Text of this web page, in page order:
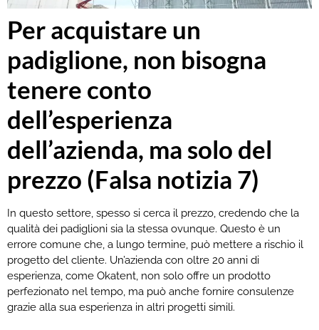
Per acquistare un
padiglione, non bisogna
tenere conto
dell’esperienza
dell’azienda, ma solo del
prezzo (Falsa notizia 7)
In questo settore, spesso si cerca il prezzo, credendo che la
qualità dei padiglioni sia la stessa ovunque. Questo è un
errore comune che, a lungo termine, può mettere a rischio il
progetto del cliente. Un’azienda con oltre 20 anni di
esperienza, come Okatent, non solo offre un prodotto
perfezionato nel tempo, ma può anche fornire consulenze
grazie alla sua esperienza in altri progetti simili.